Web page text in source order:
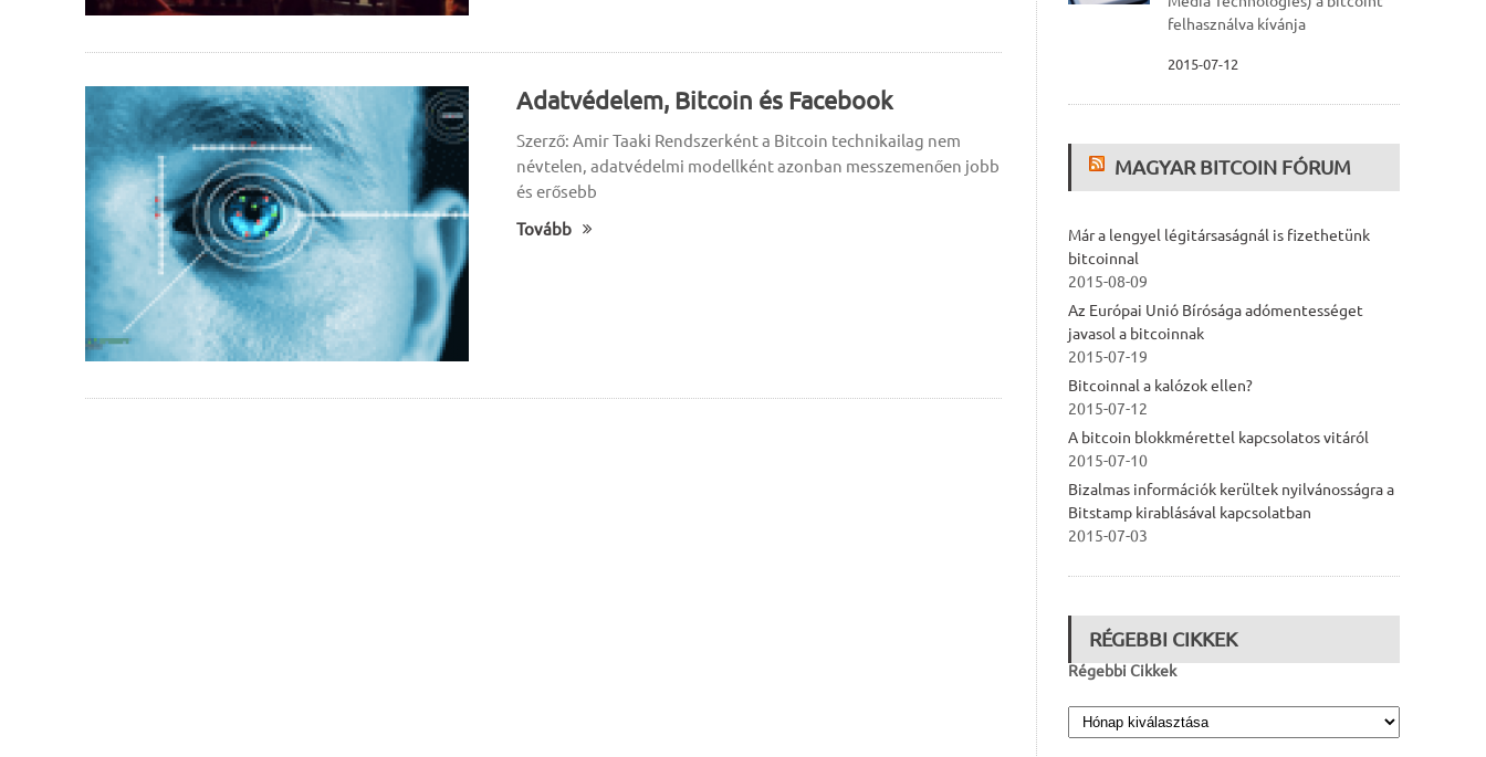
Adatvédelem, Bitcoin és Facebook
Szerző: Amir Taaki Rendszerként a Bitcoin technikailag nem
névtelen, adatvédelmi modellként azonban messzemenően jobb
és erősebb
Tovább
felhasználva kívánja
2015-07-12
MAGYAR BITCOIN FÓRUM
Már a lengyel légitársaságnál is fizethetünk
bitcoinnal
2015-08-09
Az Európai Unió Bírósága adómentességet
javasol a bitcoinnak
2015-07-19
Bitcoinnal a kalózok ellen?
2015-07-12
A bitcoin blokkmérettel kapcsolatos vitáról
2015-07-10
Bizalmas információk kerültek nyilvánosságra a
Bitstamp kirablásával kapcsolatban
2015-07-03
RÉGEBBI CIKKEK
Régebbi Cikkek